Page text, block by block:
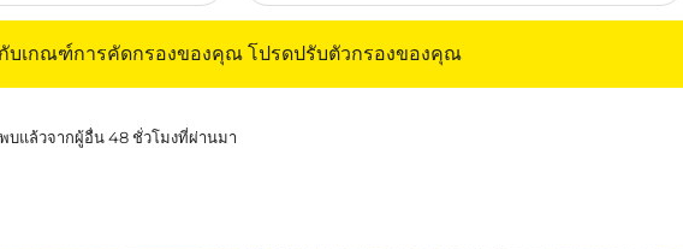
บเกณฑ์การคัดกรองของคุณ โปรดปรับตัวกรองของคุณ
บแล้วจากผู้อื่น 48 ชั่วโมงที่ผ่านมา